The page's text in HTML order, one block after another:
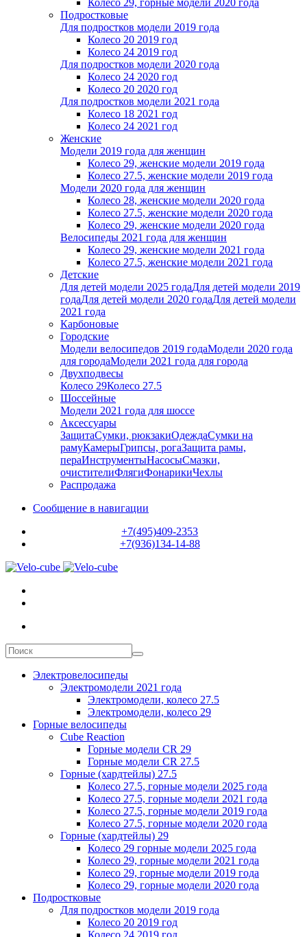
Колесо 29, горные модели 2020 года
Подростковые
Для подростков модели 2019 года
Колесо 20 2019 год
Колесо 24 2019 год
Для подростков модели 2020 года
Колесо 24 2020 год
Колесо 20 2020 год
Для подростков модели 2021 года
Колесо 18 2021 год
Колесо 24 2021 год
Женскиe
Модели 2019 года для женщин
Колесо 29, женские модели 2019 года
Колесо 27.5, женские модели 2019 года
Модели 2020 года для женщин
Колесо 28, женские модели 2020 года
Колесо 27.5, женские модели 2020 года
Колесо 29, женские модели 2020 года
Велосипеды 2021 года для женщин
Колесо 29, женские модели 2021 года
Колесо 27.5, женские модели 2021 года
Детские
Для детей модели 2025 годаДля детей модели 2019
годаДля детей модели 2020 годаДля детей модели
2021 года
Карбоновые
Городские
Модели велосипедов 2019 годаМодели 2020 года
для городаМодели 2021 года для города
Двухподвесы
Колесо 29Колесо 27.5
Шоссейные
Модели 2021 года для шоссе
Аксессуары
ЗащитаСумки, рюкзакиОдеждаСумки на
рамуКамерыГрипсы, рогаЗащита рамы,
пераИнструментыНасосыСмазки,
очистителиФлягиФонарикиЧехлы
Распродажа
Сообщение в навигации
+7(495)409-2353
+7(936)134-14-88
Электровелосипеды
Электромодели 2021 года
Электромодели, колесо 27.5
Электромодели, колесо 29
Горные велосипеды
Cube Reaction
Горные модели CR 29
Горные модели CR 27.5
Горные (хардтейлы) 27.5
Колесо 27.5, горные модели 2025 года
Колесо 27.5, горные модели 2021 года
Колесо 27.5, горные модели 2019 года
Колесо 27.5, горные модели 2020 года
Горные (хардтейлы) 29
Колесо 29 горные модели 2025 года
Колесо 29, горные модели 2021 года
Колесо 29, горные модели 2019 года
Колесо 29, горные модели 2020 года
Подростковые
Для подростков модели 2019 года
Колесо 20 2019 год
Колесо 24 2019 год